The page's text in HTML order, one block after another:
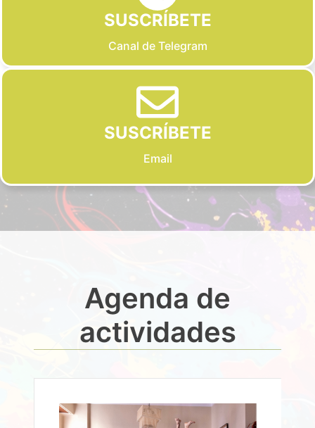
SUSCRÍBETE
Canal de Telegram
SUSCRÍBETE
Email
Agenda de
actividades